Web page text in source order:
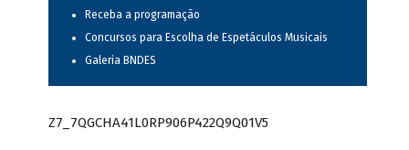
Receba a programação
Concursos para Escolha de Espetáculos Musicais
Galeria BNDES
Z7_7QGCHA41L0RP906P422Q9Q01V5